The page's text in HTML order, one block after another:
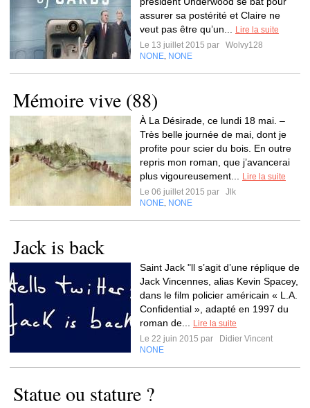
assurer sa postérité et Claire ne
veut pas être qu’un...
Lire la suite
Le 13 juillet 2015 par
Wolvy128
NONE NONE
Mémoire vive (88)
À La Désirade, ce lundi 18 mai. –
Très belle journée de mai, dont je
profite pour scier du bois. En outre
repris mon roman, que j’avancerai
plus vigoureusement...
Lire la suite
Le 06 juillet 2015 par
Jlk
NONE NONE
Jack is back
Saint Jack "ll s’agit d’une réplique de
Jack Vincennes, alias Kevin Spacey,
dans le film policier américain « L.A.
Confidential », adapté en 1997 du
roman de...
Lire la suite
Le 22 juin 2015 par
Didier Vincent
NONE
Statue ou stature ?